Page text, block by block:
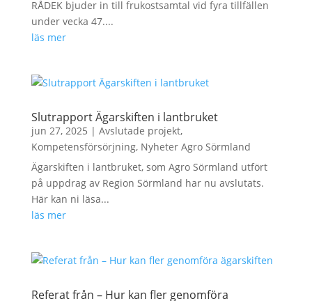
RÅDEK bjuder in till frukostsamtal vid fyra tillfällen
under vecka 47....
läs mer
Slutrapport Ägarskiften i lantbruket
jun 27, 2025 | Avslutade projekt,
Kompetensförsörjning, Nyheter Agro Sörmland
Ägarskiften i lantbruket, som Agro Sörmland utfört
på uppdrag av Region Sörmland har nu avslutats.
Här kan ni läsa...
läs mer
Referat från – Hur kan fler genomföra